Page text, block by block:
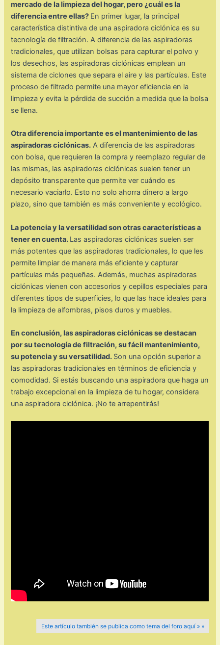
mercado de la limpieza del hogar, pero ¿cuál es la
diferencia entre ellas? En primer lugar, la principal
característica distintiva de una aspiradora ciclónica es su
tecnología de filtración. A diferencia de las aspiradoras
tradicionales, que utilizan bolsas para capturar el polvo y
los desechos, las aspiradoras ciclónicas emplean un
sistema de ciclones que separa el aire y las partículas. Este
proceso de filtrado permite una mayor eficiencia en la
limpieza y evita la pérdida de succión a medida que la bolsa
se llena.
Otra diferencia importante es el mantenimiento de las
aspiradoras ciclónicas. A diferencia de las aspiradoras
con bolsa, que requieren la compra y reemplazo regular de
las mismas, las aspiradoras ciclónicas suelen tener un
depósito transparente que permite ver cuándo es
necesario vaciarlo. Esto no solo ahorra dinero a largo
plazo, sino que también es más conveniente y ecológico.
La potencia y la versatilidad son otras características a
tener en cuenta. Las aspiradoras ciclónicas suelen ser
más potentes que las aspiradoras tradicionales, lo que les
permite limpiar de manera más eficiente y capturar
partículas más pequeñas. Además, muchas aspiradoras
ciclónicas vienen con accesorios y cepillos especiales para
diferentes tipos de superficies, lo que las hace ideales para
la limpieza de alfombras, pisos duros y muebles.
En conclusión, las aspiradoras ciclónicas se destacan
por su tecnología de filtración, su fácil mantenimiento,
su potencia y su versatilidad. Son una opción superior a
las aspiradoras tradicionales en términos de eficiencia y
comodidad. Si estás buscando una aspiradora que haga un
trabajo excepcional en la limpieza de tu hogar, considera
una aspiradora ciclónica. ¡No te arrepentirás!
Este artículo también se publica como tema del foro aquí » »